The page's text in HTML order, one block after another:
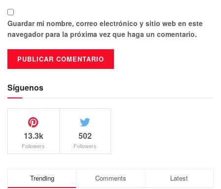
Guardar mi nombre, correo electrónico y sitio web en este
navegador para la próxima vez que haga un comentario.
Síguenos
13.3k
Followers
502
Followers
Trending Comments Latest